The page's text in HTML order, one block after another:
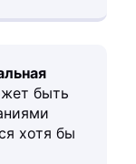
быть
хотя бы